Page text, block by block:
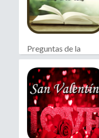
Preguntas de la
Biblia